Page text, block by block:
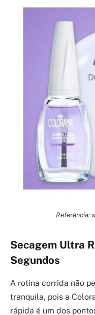
Referência:
Secagem Ultra
Segundos
A rotina corrida não
tranquila, pois a
rápida é um dos